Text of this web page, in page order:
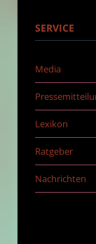
SERVICE
Media
Lexikon
Ratgeber
Nachrichten